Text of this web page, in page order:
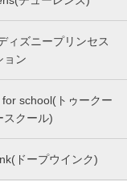
ィズニープリンセス
ョン
school(トゥークー
スクール)
ドープウインク)